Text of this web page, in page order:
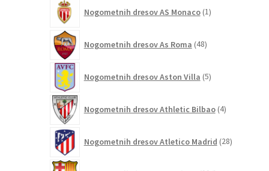
Nogometnih dresov AS Monaco 1izdelek
Nogometnih dresov As Roma 48izdelkov
Nogometnih dresov Aston Villa 5izdelkov
Nogometnih dresov Athletic Bilbao 4izdelki
Nogometnih dresov Atletico Madrid 28izdelkov